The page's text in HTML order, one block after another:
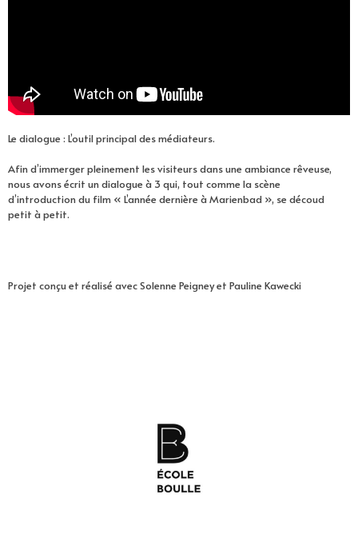
Le dialogue : L’outil principal des médiateurs.
Afin d’immerger pleinement les visiteurs dans une ambiance rêveuse,
nous avons écrit un dialogue à 3 qui, tout comme la scène
d’introduction du film « L’année dernière à Marienbad », se découd
petit à petit.
Projet conçu et réalisé avec Solenne Peigney et Pauline Kawecki